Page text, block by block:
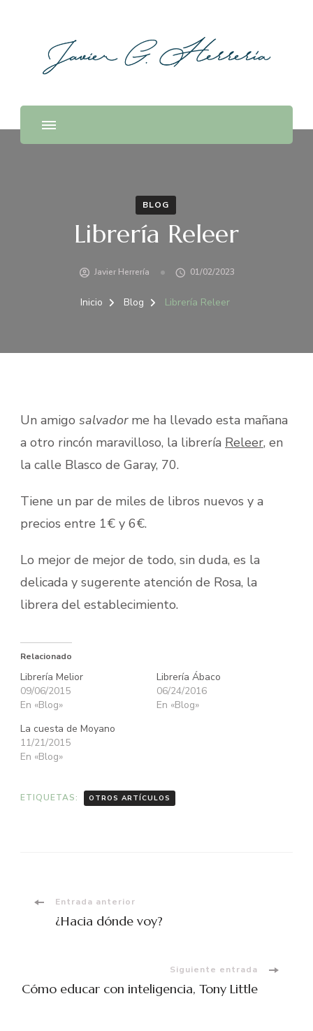
BLOG
Librería Releer
Javier Herrería 01/02/2023
Inicio Blog Librería Releer
Un amigo salvadorme ha llevado esta mañana
a otro rincón maravilloso, la librería Releer, en
la calle Blasco de Garay, 70.
Tiene un par de miles de libros nuevos y a
precios entre 1€ y 6€.
Lo mejor de mejor de todo, sin duda, es la
delicada y sugerente atención de Rosa, la
librera del establecimiento.
Relacionado
Librería Melior
09/06/2015
En «Blog»
Librería Ábaco
06/24/2016
En «Blog»
La cuesta de Moyano
11/21/2015
En «Blog»
ETIQUETAS: OTROS ARTÍCULOS
Navegación
entradas
Entrada anterior
¿Hacia dónde voy?
Siguiente entrada
Cómo educar con inteligencia, Tony Little